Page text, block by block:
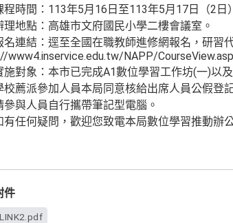
程時間：113年5月16日至113年5月17日（2日
理地點：高雄市文府國民小學二樓會議室。
名連結：逕至全國在職教師進修網報名，研習
www4.inservice.edu.tw/NAPP/
施對象：本市已完成A1數位學習工作坊(一)以
校薦派參加人員本局同意核給出席人員公假登
參與人員自行攜帶筆記型電腦。
有任何疑問，歡迎您致電本局數位學習推動辦
件
LINK2.pdf